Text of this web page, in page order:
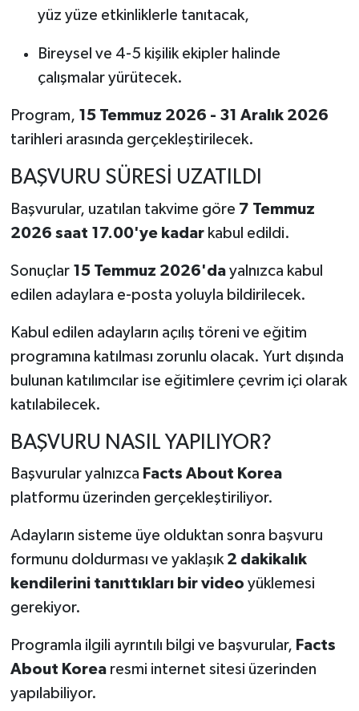
yüz yüze etkinliklerle tanıtacak,
Bireysel ve 4-5 kişilik ekipler halinde
çalışmalar yürütecek.
Program, 15 Temmuz 2026 - 31 Aralık 2026
tarihleri arasında gerçekleştirilecek.
BAŞVURU SÜRESİ UZATILDI
Başvurular, uzatılan takvime göre 7 Temmuz
2026 saat 17.00'ye kadarkabul edildi.
Sonuçlar 15 Temmuz 2026'dayalnızca kabul
edilen adaylara e-posta yoluyla bildirilecek.
Kabul edilen adayların açılış töreni ve eğitim
programına katılması zorunlu olacak. Yurt dışında
bulunan katılımcılar ise eğitimlere çevrim içi olarak
katılabilecek.
BAŞVURU NASIL YAPILIYOR?
Başvurular yalnızca Facts About Korea
platformu üzerinden gerçekleştiriliyor.
Adayların sisteme üye olduktan sonra başvuru
formunu doldurması ve yaklaşık 2 dakikalık
kendilerini tanıttıkları bir video yüklemesi
gerekiyor.
Programla ilgili ayrıntılı bilgi ve başvurular, Facts
About Korearesmi internet sitesi üzerinden
yapılabiliyor.